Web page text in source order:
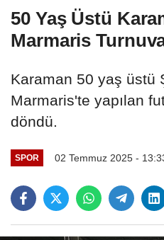
50 Yaş Üstü
Marmaris
Karaman 50 yaş üstü
Marmaris'te yapılan
döndü.
SPOR 02 Temmuz 2025 -